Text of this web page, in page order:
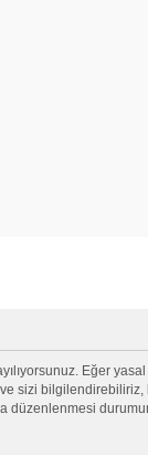
Eğer yasal
sizi
düzenlenmesi